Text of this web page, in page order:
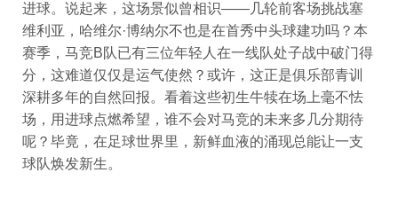
进球。说起来，这场景似曾相识——几轮前客场挑战塞
维利亚，哈维尔·博纳尔不也是在首秀中头球建功吗？本
赛季，马竞B队已有三位年轻人在一线队处子战中破门得
分，这难道仅仅是运气使然？或许，这正是俱乐部青训
深耕多年的自然回报。看着这些初生牛犊在场上毫不怯
场，用进球点燃希望，谁不会对马竞的未来多几分期待
呢？毕竟，在足球世界里，新鲜血液的涌现总能让一支
球队焕发新生。